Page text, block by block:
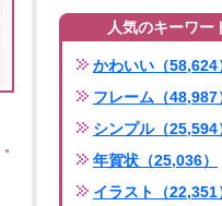
人気のキーワー
かわいい（58,624
フレーム（48,987
シンプル（25,594
年賀状（25,036）
イラスト（22,351